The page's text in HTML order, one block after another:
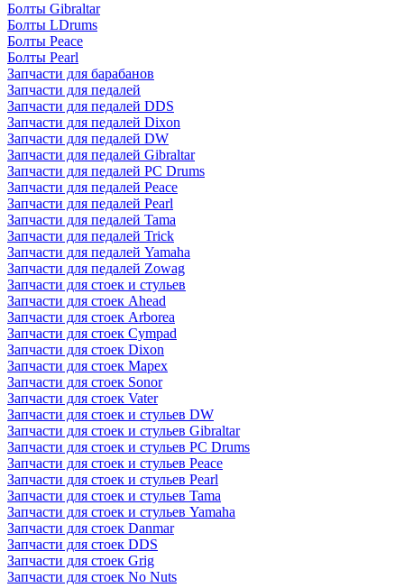
Болты Gibraltar
Болты LDrums
Болты Peace
Болты Pearl
Запчасти для барабанов
Запчасти для педалей
Запчасти для педалей DDS
Запчасти для педалей Dixon
Запчасти для педалей DW
Запчасти для педалей Gibraltar
Запчасти для педалей PC Drums
Запчасти для педалей Peace
Запчасти для педалей Pearl
Запчасти для педалей Tama
Запчасти для педалей Trick
Запчасти для педалей Yamaha
Запчасти для педалей Zowag
Запчасти для стоек и стульев
Запчасти для стоек Ahead
Запчасти для стоек Arborea
Запчасти для стоек Cympad
Запчасти для стоек Dixon
Запчасти для стоек Mapex
Запчасти для стоек Sonor
Запчасти для стоек Vater
Запчасти для стоек и стульев DW
Запчасти для стоек и стульев Gibraltar
Запчасти для стоек и стульев PC Drums
Запчасти для стоек и стульев Peace
Запчасти для стоек и стульев Pearl
Запчасти для стоек и стульев Tama
Запчасти для стоек и стульев Yamaha
Запчасти для стоек Danmar
Запчасти для стоек DDS
Запчасти для стоек Grig
Запчасти для стоек No Nuts